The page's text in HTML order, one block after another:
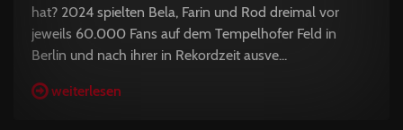
hat? 2024 spielten Bela, Farin und Rod dreimal vor
jeweils 60.000 Fans auf dem Tempelhofer Feld in
Berlin und nach ihrer in Rekordzeit ausve...
weiterlesen